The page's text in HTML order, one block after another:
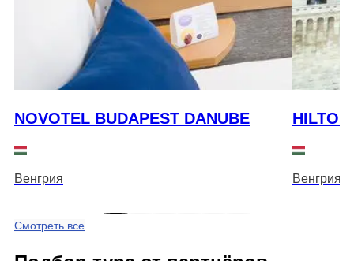
NOVOTEL BUDAPEST DANUBE
Венгрия Венгрия
Смотреть все